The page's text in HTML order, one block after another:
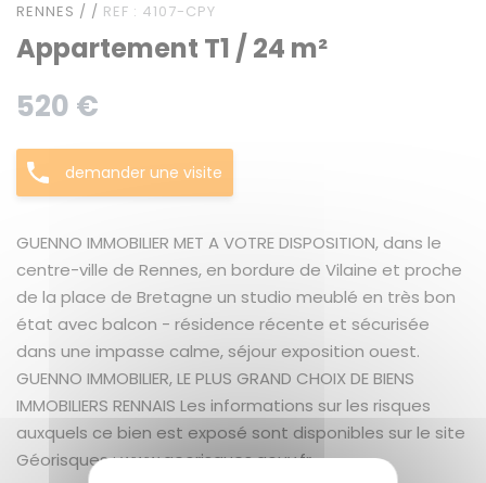
RENNES / / REF : 4107-CPY
Appartement T1 / 24 m²
520 €
demander une visite
GUENNO IMMOBILIER MET A VOTRE DISPOSITION, dans le
centre-ville de Rennes, en bordure de Vilaine et proche
de la place de Bretagne un studio meublé en très bon
état avec balcon - résidence récente et sécurisée
dans une impasse calme, séjour exposition ouest.
GUENNO IMMOBILIER, LE PLUS GRAND CHOIX DE BIENS
IMMOBILIERS RENNAIS Les informations sur les risques
auxquels ce bien est exposé sont disponibles sur le site
Géorisques : www.georisques.gouv.fr